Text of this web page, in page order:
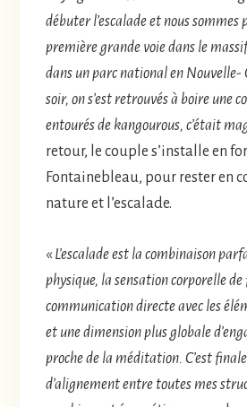
débuter l’escalade et nous
première grande voie dans le
dans un parc national en Nouvelle-
soir, on s’est retrouvés à boire une
entourés de kangourous, c’était
retour, le couple s’installe en
Fontainebleau, pour rester en
nature et l’escalade.
«L’escalade est la combinaison
physique, la sensation corporelle
communication directe avec les
et une dimension plus globale
proche de la méditation. C’est
d’alignement entre toutes mes